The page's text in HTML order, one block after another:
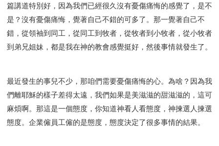
教會
爭戰 信望愛 學習
時間管理和學習方法
愛神
喜樂 管理 信仰根基 命定
建立榮耀教會
趕鬼
認識魔鬼的詭計
神所喜悅的人
彰顯神憤怒的器皿
新時代基督教變革研討會
使徒保羅的神學體系
屬靈的世界
耶穌基督的喜訊
智慧與悟性
從轄制中得自由
破除屬世界的價值觀
"如何"
屬靈人的好習慣
打開天上祝福的窗口
神蹟系列
愚蠢系列 戰勝撒旦系列
得勝的性格
篇講道特別好，因為我們已經很久沒有憂傷痛悔的感覺了，是不
是？沒有憂傷痛悔，覺著自己不錯的可多了。那一覺著自己不
錯，從領袖到同工，從同工到牧者，從牧者到小牧者，從小牧者
到弟兄姐妹，都是我在神的教會感覺挺好，然後事情就發生了。
最近發生的事兒不少，那咱們需要憂傷痛悔的心。為啥？因為我
們離耶穌的樣子差得太遠，我們如果是美滋滋的甜滋滋的，這可
麻煩啊。那這是一個態度，你知道神看人看態度，神揀選人揀選
態度。企業僱員工僱的是態度，態度決定了很多事情的結果。